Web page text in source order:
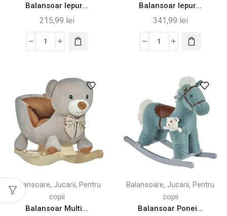
Balansoar Iepur...
215,99 lei
Cantitate
pentru
Copii
-
60x33x50
Balansoar Iepur...
341,99 lei
Cantitate
pentru
Copii
–
Moale,
Sigur
și
Interactiv
Balansoare, Jucarii, Pentru
copii
Balansoar Multi...
Balansoare, Jucarii, Pentru
copii
Balansoar Ponei...